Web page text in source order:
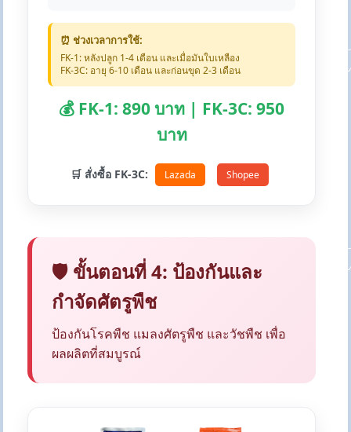
⏰ ช่วงเวลาการใช้:
FK-1: หลังปลูก 1-4 เดือน และเมื่อมันใบเหลือง
FK-3C: อายุ 6-10 เดือน และก่อนขุด 2-3 เดือน
💰 FK-1: 890 บาท | FK-3C: 950
บาท
🛒 สั่งซื้อ FK-3C: Lazada Shopee
🛡️ ขั้นตอนที่ 4: ป้องกันและ
กำจัดศัตรูพืช
ป้องกันโรคพืช แมลงศัตรูพืช และวัชพืช เพื่อ
ผลผลิตที่สมบูรณ์